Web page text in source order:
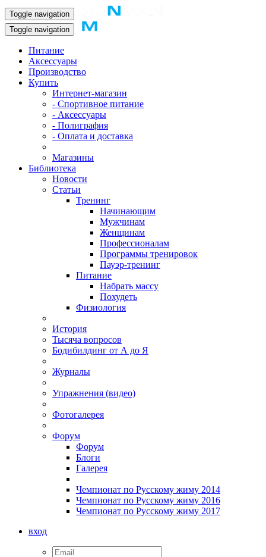
Toggle navigation
Toggle navigation
Питание
Аксессуары
Производство
Купить
Интернет-магазин
- Спортивное питание
- Аксессуары
- Полиграфия
- Оплата и доставка
Магазины
Библиотека
Новости
Статьи
Тренинг
Начинающим
Мужчинам
Женщинам
Профессионалам
Программы тренировок
Пауэр-тренинг
Питание
Набрать массу
Похудеть
Физиология
История
Тысяча вопросов
Бодибилдинг от А до Я
Журналы
Упражнения (видео)
Фотогалерея
Форум
Форум
Блоги
Галерея
Чемпионат по Русскому жиму 2014
Чемпионат по Русскому жиму 2016
Чемпионат по Русскому жиму 2017
вход